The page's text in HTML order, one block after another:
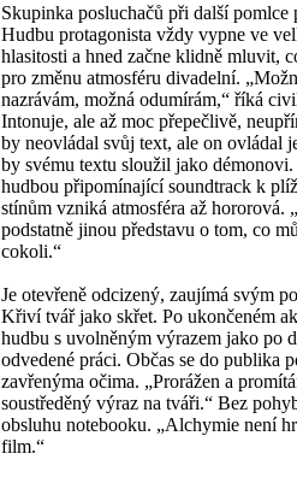
Skupinka posluchačů při další pomlce
Hudbu protagonista vždy vypne ve
hlasitosti a hned začne klidně mluvit,
pro změnu atmosféru divadelní.
nazrávám, možná odumírám,“ říká
Intonuje, ale až moc přepečlivě,
by neovládal svůj text, ale on ovládal
by svému textu sloužil jako démonovi.
hudbou připomínající soundtrack k
stínům vzniká atmosféra až hororová.
podstatně jinou představu o tom, co
cokoli.“
Je otevřeně odcizený, zaujímá svým
Křiví tvář jako skřet. Po ukončeném
hudbu s uvolněným výrazem jako po
odvedené práci. Občas se do publika
zavřenýma očima. „Prorážen a
soustředěný výraz na tváři.“ Bez
obsluhu notebooku. „Alchymie není
film.“